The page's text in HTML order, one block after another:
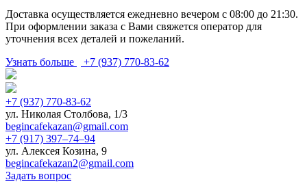
Доставка осуществляется ежедневно вечером с 08:00 до 21:30.
При оформлении заказа с Вами свяжется оператор для
уточнения всех деталей и пожеланий.
Узнать больше
+7 (937) 770-83-62
+7 (937) 770-83-62
ул. Николая Столбова, 1/3
begincafekazan@gmail.com
+7 (917) 397‒74‒94
ул. Алексея Козина, 9
begincafekazan2@gmail.com
Задать вопрос